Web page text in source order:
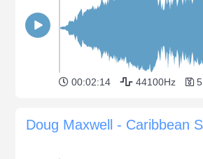
00:02:14 44100Hz